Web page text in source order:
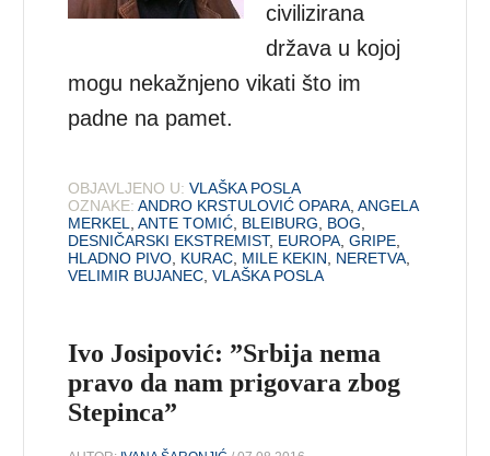
civilizirana
država u kojoj
mogu nekažnjeno vikati što im
padne na pamet.
OBJAVLJENO U: VLAŠKA POSLA
OZNAKE: ANDRO KRSTULOVIĆ OPARA,ANGELA
MERKEL,ANTE TOMIĆ, BLEIBURG, BOG,
DESNIČARSKI EKSTREMIST, EUROPA,GRIPE,
HLADNO PIVO, KURAC, MILE KEKIN, NERETVA,
VELIMIR BUJANEC,VLAŠKA POSLA
Ivo Josipović: ”Srbija nema
pravo da nam prigovara zbog
Stepinca”